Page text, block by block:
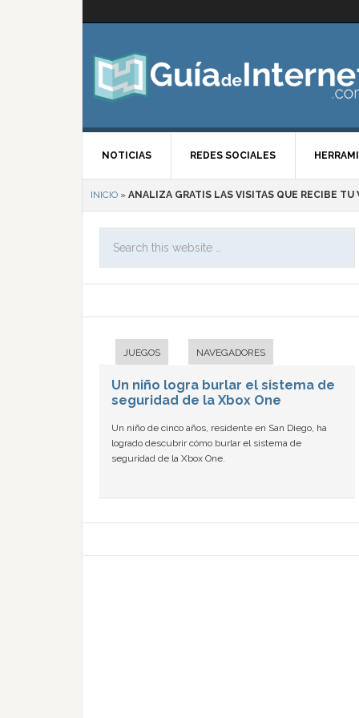
NOTICIAS REDES SOCIALES
INICIO » ANALIZA GRATIS LAS VISITAS QUE RECIBE
JUEGOS NAVEGADORES
Un niño logra burlar el sistema de
seguridad de la Xbox One
Un niño de cinco años, residente en San Diego, ha
logrado descubrir cómo burlar el sistema de
seguridad de la Xbox One.